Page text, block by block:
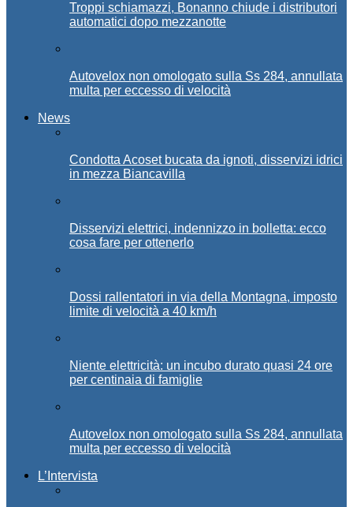
Troppi schiamazzi, Bonanno chiude i distributori
automatici dopo mezzanotte
Autovelox non omologato sulla Ss 284, annullata
multa per eccesso di velocità
News
Condotta Acoset bucata da ignoti, disservizi idrici
in mezza Biancavilla
Disservizi elettrici, indennizzo in bolletta: ecco
cosa fare per ottenerlo
Dossi rallentatori in via della Montagna, imposto
limite di velocità a 40 km/h
Niente elettricità: un incubo durato quasi 24 ore
per centinaia di famiglie
Autovelox non omologato sulla Ss 284, annullata
multa per eccesso di velocità
L’Intervista